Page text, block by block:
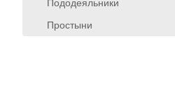
Пододеяльники
Простыни